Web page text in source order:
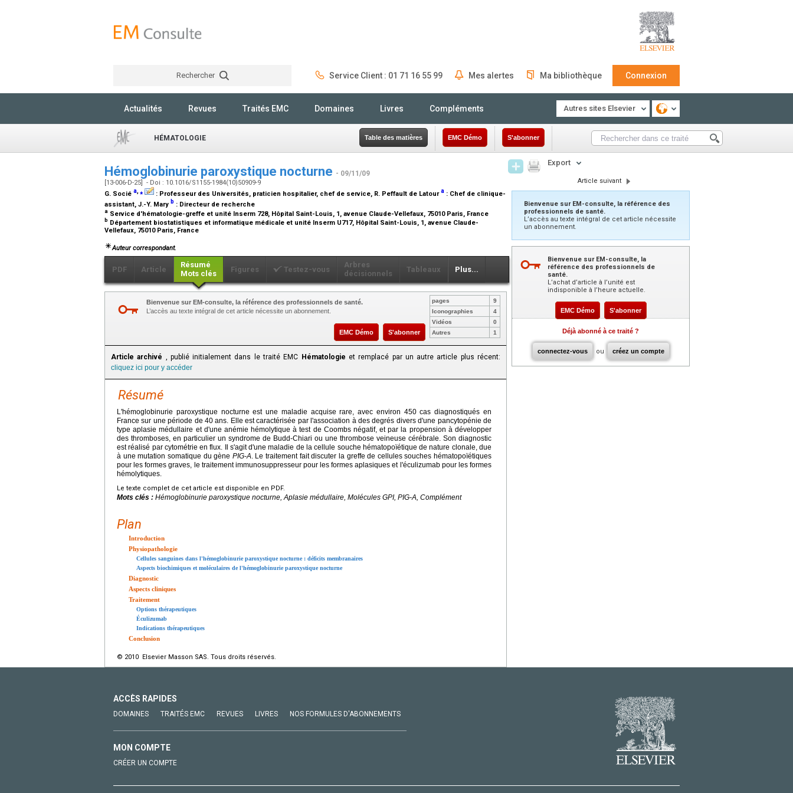
Rechercher Service Client : 01 71 16 55 99 Mes alertes Ma bibliothèque Connexion
Actualités Revues Traités EMC Domaines Livres Compléments Autres sites Elsevier
HÉMATOLOGIE Table des matières EMC Démo S'abonner
Hémoglobinurie paroxystique nocturne - 09/11/09
[13-006-D-25] - Doi : 10.1016/S1155-1984(10)50909-9
G. Socié a,⁎ : Professeur des Universités, praticien hospitalier, chef de service, R. Peffault de Latoura : Chef de clinique-
assistant, J.-Y. Mary b : Directeur de recherche
a Service d'hématologie-greffe et unité Inserm 728, Hôpital Saint-Louis, 1, avenue Claude-Vellefaux, 75010 Paris, France
b Département biostatistiques et informatique médicale et unité Inserm U717, Hôpital Saint-Louis, 1, avenue Claude-
Vellefaux, 75010 Paris, France
Auteur correspondant.
PDF Article
Résumé
Mots clés
Figures Testez-vous
Arbres
décisionnels
Tableaux Plus...
Bienvenue sur EM-consulte, la référence des professionnels de santé.
L’accès au texte intégral de cet article nécessite un abonnement.
EMC Démo S'abonner
pages
9
Iconographies
4
Vidéos
0
Autres
1
Article archivé , publié initialement dans le traité EMC Hématologie et remplacé par un autre article plus récent:
cliquez ici pour y accéder
Résumé
L'hémoglobinurie paroxystique nocturne est une maladie acquise rare, avec environ 450 cas diagnostiqués en
France sur une période de 40 ans. Elle est caractérisée par l'association à des degrés divers d'une pancytopénie de
type aplasie médullaire et d'une anémie hémolytique à test de Coombs négatif, et par la propension à développer
des thromboses, en particulier un syndrome de Budd-Chiari ou une thrombose veineuse cérébrale. Son diagnostic
est réalisé par cytométrie en flux. Il s'agit d'une maladie de la cellule souche hématopoïétique de nature clonale, due
à une mutation somatique du gène PIG-A . Le traitement fait discuter la greffe de cellules souches hématopoïétiques
pour les formes graves, le traitement immunosuppresseur pour les formes aplasiques et l'éculizumab pour les formes
hémolytiques.
Le texte complet de cet article est disponible en PDF.
Mots clés : Hémoglobinurie paroxystique nocturne, Aplasie médullaire, Molécules GPI, PIG-A, Complément
Plan
Introduction
Physiopathologie
Cellules sanguines dans l'hémoglobinurie paroxystique nocturne : déficits membranaires
Aspects biochimiques et moléculaires de l'hémoglobinurie paroxystique nocturne
Diagnostic
Aspects cliniques
Traitement
Options thérapeutiques
Éculizumab
Indications thérapeutiques
Conclusion
© 2010 Elsevier Masson SAS. Tous droits réservés.
Export
Article suivant
Bienvenue sur EM-consulte, la référence des
professionnels de santé.
L’accès au texte intégral de cet article nécessite
un abonnement.
Bienvenue sur EM-consulte, la
référence des professionnels de
santé.
L’achat d’article à l’unité est
indisponible à l’heure actuelle.
EMC Démo S'abonner
Déjà abonné à ce traité ?
connectez-vous ou créez un compte
ACCÈS RAPIDES
DOMAINES TRAITÉS EMC REVUES LIVRES NOS FORMULES D'ABONNEMENTS
MON COMPTE
CRÉER UN COMPTE